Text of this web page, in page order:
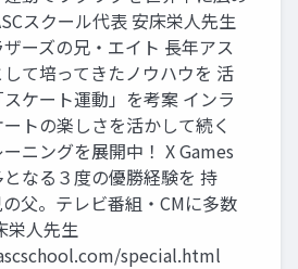
スクール代表 安床栄人先生
ーズの兄・エイト 長年アス
して培ってきたノウハウを 活
ケート運動」を考案 インラ
トの楽しさを活かして続く
ニングを展開中！ X Games
となる３度の優勝経験を 持
父。テレビ番組・CMに多数
栄人先生
special.html